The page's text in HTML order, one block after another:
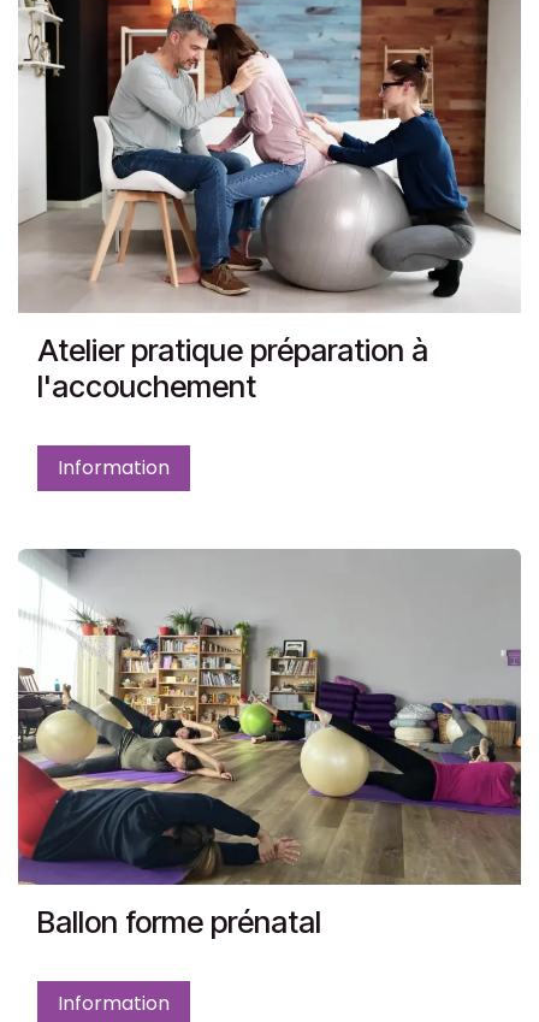
Atelier pratique préparation à
l'accouchement
Information
Ballon forme prénatal
Information